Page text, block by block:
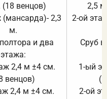
(18 венцов)
(мансарда)- 2,3
м.
и два
этажа:
2,4 м ±4 см.
венцов)
2,4 м ±4 см.
2,5
2-ой
Сруб
1-ый
2-ой